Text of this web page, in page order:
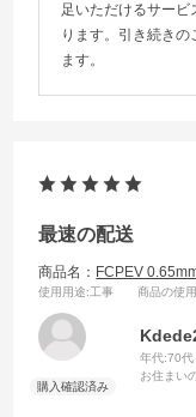
足いただけるサー
ります。引き続き
ます。
最速の配送
商品名： FCPEV
使用用途:工事 商品の使
年代:70代
お住まい